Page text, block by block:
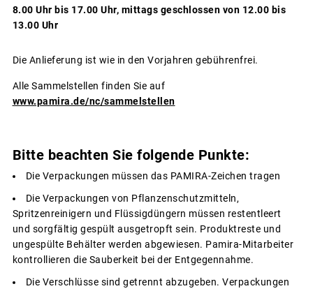
8.00 Uhr bis 17.00 Uhr, mittags geschlossen von 12.00 bis
13.00 Uhr
Die Anlieferung ist wie in den Vorjahren gebührenfrei.
Alle Sammelstellen finden Sie auf
www.pamira.de/nc/sammelstellen
Bitte beachten Sie folgende Punkte:
Die Verpackungen müssen das PAMIRA-Zeichen tragen
Die Verpackungen von Pflanzenschutzmitteln,
Spritzenreinigern und Flüssigdüngern müssen restentleert
und sorgfältig gespült ausgetropft sein. Produktreste und
ungespülte Behälter werden abgewiesen. Pamira-Mitarbeiter
kontrollieren die Sauberkeit bei der Entgegennahme.
Die Verschlüsse sind getrennt abzugeben. Verpackungen